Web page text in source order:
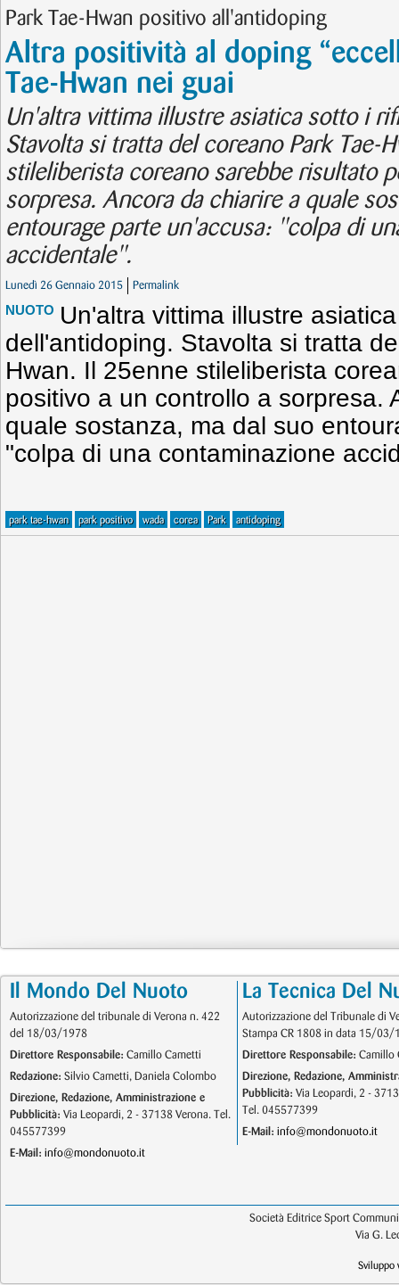
Park Tae-Hwan positivo all'antidoping
Altra positività al doping
Tae-Hwan nei guai
Un'altra vittima illustre asiatica sotto i
Stavolta si tratta del coreano Park Tae-
stileliberista coreano sarebbe risultato
sorpresa. Ancora da chiarire a quale
entourage parte un'accusa: "colpa di
accidentale".
Lunedì 26 Gennaio 2015 Permalink
NUOTO Un'altra vittima illustre
dell'antidoping. Stavolta si tratta
Hwan. Il 25enne stileliberista
positivo a un controllo a sorpresa.
quale sostanza, ma dal suo
"colpa di una contaminazione
park tae-hwan park positivo wada corea Park antidoping
Il Mondo Del Nuoto
Autorizzazione del tribunale di Verona n. 422
del 18/03/1978
Direttore Responsabile: Camillo Cametti
Redazione: Silvio Cametti, Daniela Colombo
Direzione, Redazione, Amministrazione e
Pubblicità: Via Leopardi, 2 - 37138 Verona. Tel.
045577399
E-Mail: info@mondonuoto.it
La Tecnica Del
Autorizzazione del Tribunale di
Stampa CR 1808 in data 15/03/
Direttore Responsabile: Camillo
Direzione, Redazione,
Pubblicità: Via Leopardi, 2 -
Tel. 045577399
E-Mail: info@mondonuoto.it
Società Editrice Sport
Via G.
Sviluppo